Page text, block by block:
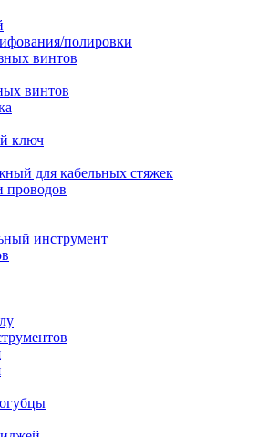
полировки
винтов
винтов
ключ
для кабельных стяжек
проводов
инструмент